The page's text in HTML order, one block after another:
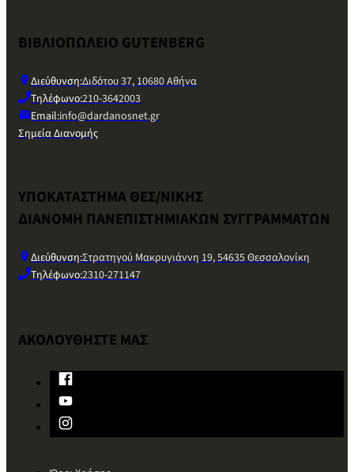
ΒΙΒΛΙΟΠΩΛΕΙΟ GUTENBERG
Διεύθυνση:Διδότου 37, 10680 Αθήνα
Τηλέφωνο:210-3642003
Email:info@dardanosnet.gr
Σημεία Διανομής
ΥΠΟΚΑΤΑΣΤΗΜΑ ΘΕΣ/ΝΙΚΗΣ
ΔΙΑΝΟΜΗ ΠΑΝΕΠΙΣΤΗΜΙΑΚΩΝ ΣΥΓΓΡΑΜΜΑΤΩΝ
Διεύθυνση:Στρατηγού Μακρυγιάννη 19, 54635 Θεσσαλονίκη
Τηλέφωνο:2310-271147
ΑΚΟΛΟΥΘΗΣΤΕ ΜΑΣ